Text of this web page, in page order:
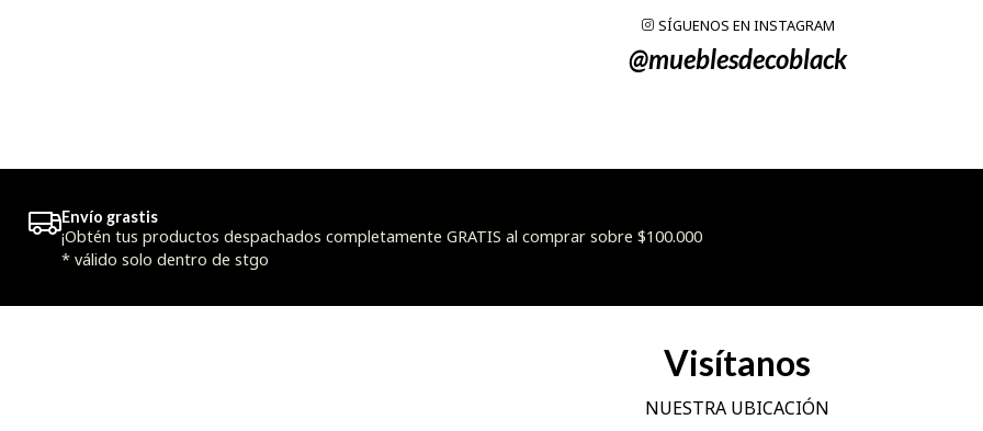
SÍGUENOS EN INSTAGRAM
@mueblesdecoblack
Envío grastis
¡Obtén tus productos despachados completamente GRATIS al comprar sobre $100.000
* válido solo dentro de stgo
Visítanos
NUESTRA UBICACIÓN